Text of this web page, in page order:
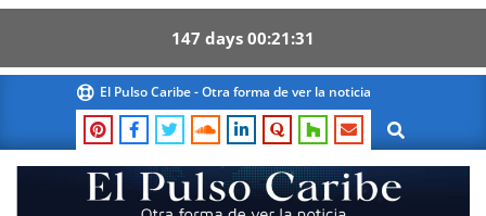
147 days 00 21 30
content
El Pulso Caribe - Otra forma de ver la noticia
Search